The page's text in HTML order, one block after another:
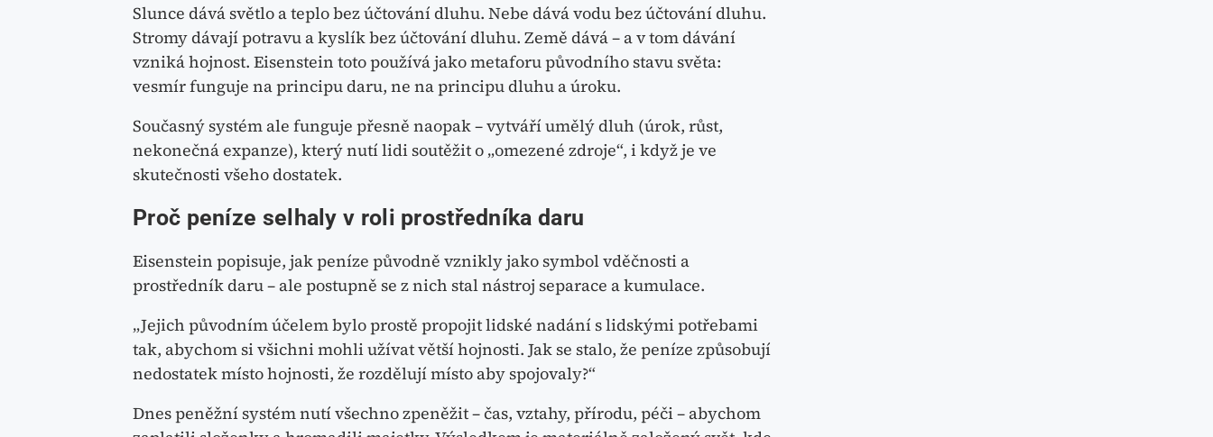
Slunce dává světlo a teplo bez účtování dluhu. Nebe dává vodu bez účtování dluhu.
Stromy dávají potravu a kyslík bez účtování dluhu. Země dává – a v tom dávání
vzniká hojnost. Eisenstein toto používá jako metaforu původního stavu světa:
vesmír funguje na principu daru, ne na principu dluhu a úroku.
Současný systém ale funguje přesně naopak – vytváří umělý dluh (úrok, růst,
nekonečná expanze), který nutí lidi soutěžit o „omezené zdroje“, i když je ve
skutečnosti všeho dostatek.
Proč peníze selhaly v roli prostředníka daru
Eisenstein popisuje, jak peníze původně vznikly jako symbol vděčnosti a
prostředník daru – ale postupně se z nich stal nástroj separace a kumulace.
„Jejich původním účelem bylo prostě propojit lidské nadání s lidskými potřebami
tak, abychom si všichni mohli užívat větší hojnosti. Jak se stalo, že peníze způsobují
nedostatek místo hojnosti, že rozdělují místo aby spojovaly?“
Dnes peněžní systém nutí všechno zpeněžit – čas, vztahy, přírodu, péči – abychom